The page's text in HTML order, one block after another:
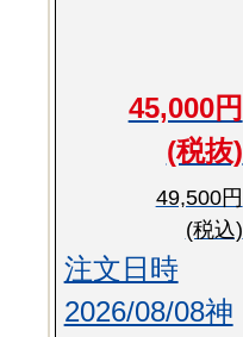
45,000円
(税抜)
49,500円
(税込)
注文日時
2026/08/08神